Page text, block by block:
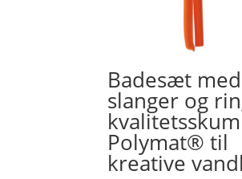
Badesæt med
slanger og
kvalitetsskum
Polymat® til
kreative